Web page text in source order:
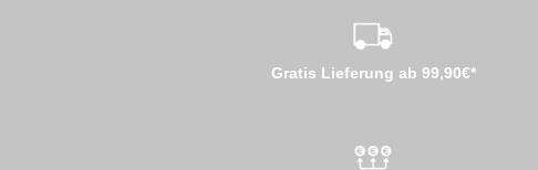
Gratis Lieferung ab 99,90€*